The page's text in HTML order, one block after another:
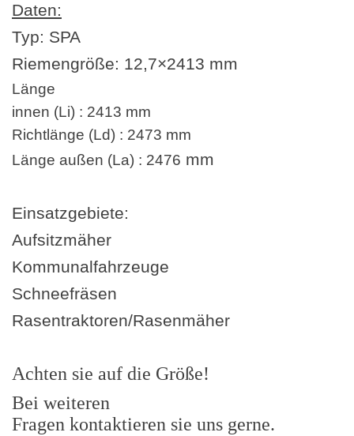
Daten:
Typ: SPA
Riemengröße: 12,7×2413 mm
Länge
innen (Li) : 2413 mm
Richtlänge (Ld) : 2473 mm
Länge außen (La) : 2476 mm
Einsatzgebiete:
Aufsitzmäher
Kommunalfahrzeuge
Schneefräsen
Rasentraktoren/Rasenmäher
Achten sie auf die Größe!
Bei weiteren
Fragen kontaktieren sie uns gerne.